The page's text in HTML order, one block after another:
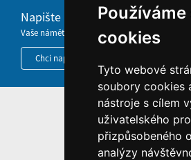
cookies
Tyto webové
soubory cookies
nástroje s cílem
uživatelského
přizpůsobeného
analýzy
Napište nám
Vaše náměty, komentáře, připomínky a
Chci napsat MKČR
HOME
INFORMACE O WEBU